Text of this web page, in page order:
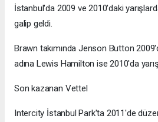
İstanbul'da 2009 ve 2010'daki
galip geldi.
Brawn takımında Jenson Button
adına Lewis Hamilton ise 2010'da
Son kazanan Vettel
Intercity İstanbul Park'ta 2011'de